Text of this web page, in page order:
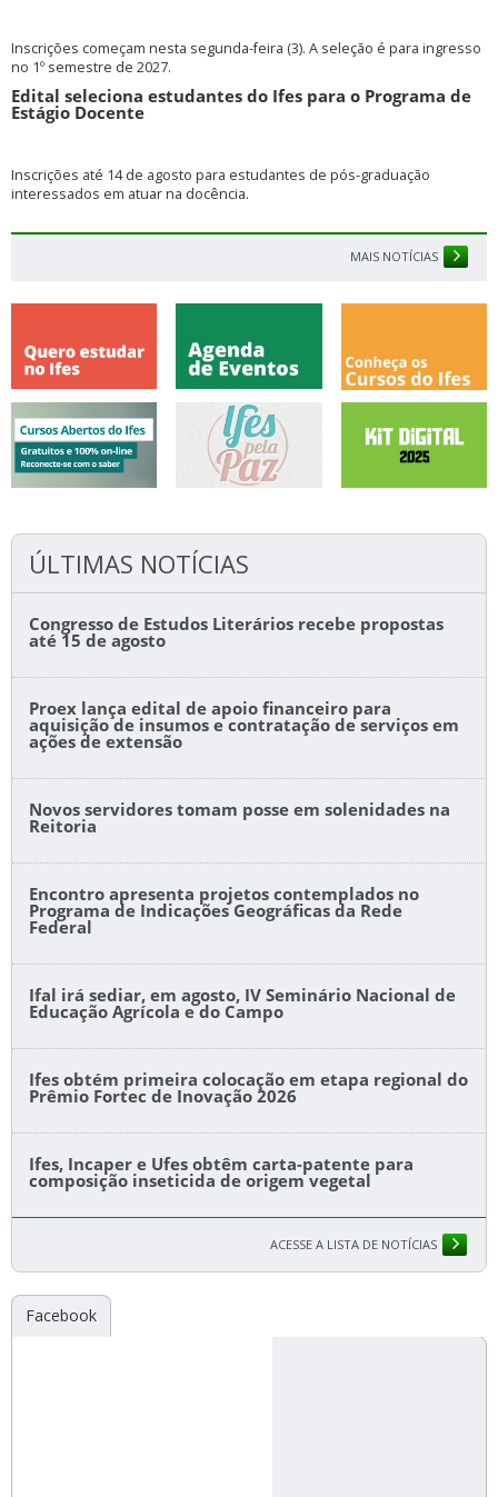
Inscrições começam nesta segunda-feira (3). A seleção é para ingresso
no 1º semestre de 2027.
Edital seleciona estudantes do Ifes para o Programa de
Estágio Docente
Inscrições até 14 de agosto para estudantes de pós-graduação
interessados em atuar na docência.
MAIS NOTÍCIAS
ÚLTIMAS NOTÍCIAS
Congresso de Estudos Literários recebe propostas
até 15 de agosto
Proex lança edital de apoio financeiro para
aquisição de insumos e contratação de serviços em
ações de extensão
Novos servidores tomam posse em solenidades na
Reitoria
Encontro apresenta projetos contemplados no
Programa de Indicações Geográficas da Rede
Federal
Ifal irá sediar, em agosto, IV Seminário Nacional de
Educação Agrícola e do Campo
Ifes obtém primeira colocação em etapa regional do
Prêmio Fortec de Inovação 2026
Ifes, Incaper e Ufes obtêm carta-patente para
composição inseticida de origem vegetal
ACESSE A LISTA DE NOTÍCIAS
Facebook